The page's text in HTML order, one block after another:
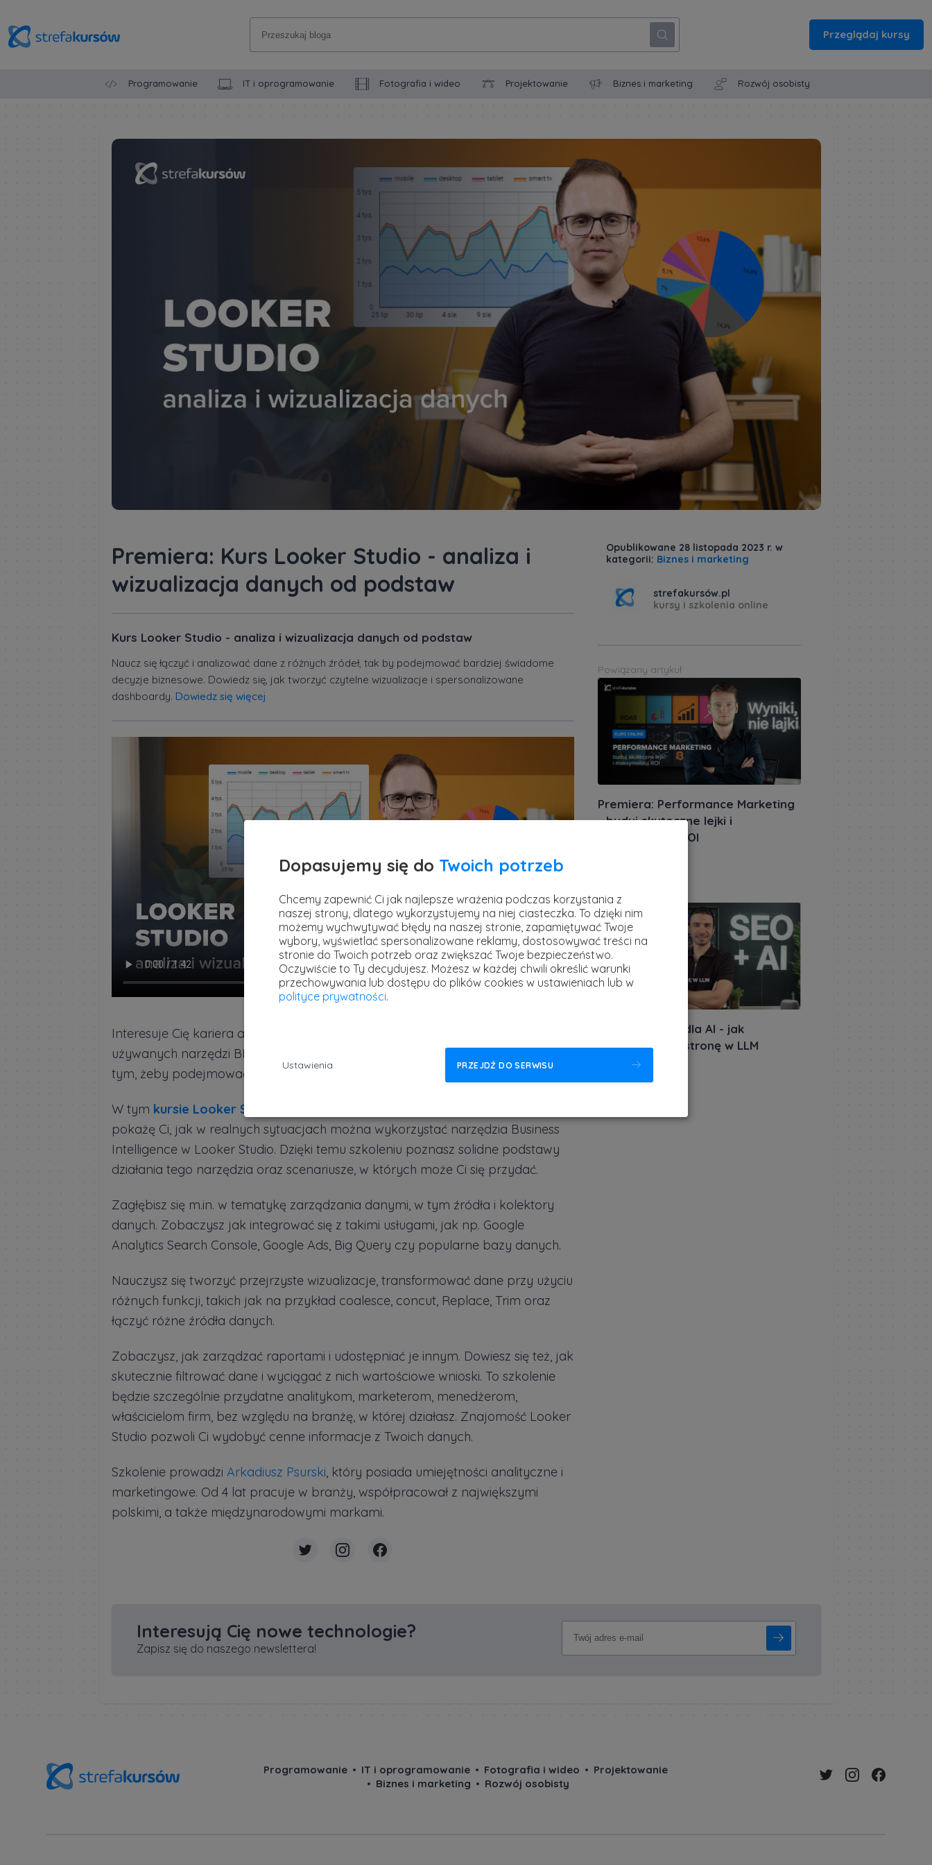
Przeglądaj kursy
Programowanie IT i oprogramowanie Fotografia i wideo Projektowanie Biznes i marketing Rozwój osobisty
Premiera: Kurs Looker Studio - analiza i
wizualizacja danych od podstaw
Kurs Looker Studio - analiza i wizualizacja danych od podstaw
Naucz się łączyć i analizować dane z różnych źródeł, tak by podejmować bardziej świadome
decyzje biznesowe. Dowiedz się, jak tworzyć czytelne wizualizacje i spersonalizowane
dashboardy. Dowiedz się więcej
Interesuje Cię kariera analityka danych? Chcesz opanować jedno z najczęściej
używanych narzędzi BI, nauczyć się analizy i wizualizacji danych? Zależy Ci na
tym, żeby podejmować lepsze decyzje biznesowe?
W tym kursie Looker Studio - analiza i wizualizacja danych od podstaw
pokażę Ci, jak w realnych sytuacjach można wykorzystać narzędzia Business
Intelligence w Looker Studio. Dzięki temu szkoleniu poznasz solidne podstawy
działania tego narzędzia oraz scenariusze, w których może Ci się przydać.
Zagłębisz się m.in. w tematykę zarządzania danymi, w tym źródła i kolektory
danych. Zobaczysz jak integrować się z takimi usługami, jak np. Google
Analytics Search Console, Google Ads, Big Query czy popularne bazy danych.
Nauczysz się tworzyć przejrzyste wizualizacje, transformować dane przy użyciu
różnych funkcji, takich jak na przykład coalesce, concut, Replace, Trim oraz
łączyć różne źródła danych.
Zobaczysz, jak zarządzać raportami i udostępniać je innym. Dowiesz się też, jak
skutecznie filtrować dane i wyciągać z nich wartościowe wnioski. To szkolenie
będzie szczególnie przydatne analitykom, marketerom, menedżerom,
właścicielom firm, bez względu na branżę, w której działasz. Znajomość Looker
Studio pozwoli Ci wydobyć cenne informacje z Twoich danych.
Szkolenie prowadzi Arkadiusz Psurski , który posiada umiejętności analityczne i
marketingowe. Od 4 lat pracuje w branży, współpracował z największymi
polskimi, a także międzynarodowymi markami.
Opublikowane 28 listopada 2023 r. w
kategorii: Biznes i marketing
strefakursów.pl
kursy i szkolenia online
Powiązany artykuł
Premiera: Performance Marketing
- buduj skuteczne lejki i
maksymalizuj ROI
Powiązany artykuł
Premiera: SEO dla AI - jak
pozycjonować stronę w LLM
strefakursów.pl
Interesują Cię nowe technologie?
Zapisz się do naszego newslettera!
Programowanie IT i oprogramowanie Fotografia i wideo
Projektowanie
Biznes i marketing
Rozwój osobisty
Dopasujemy się do Twoich potrzeb
Chcemy zapewnić Ci jak najlepsze wrażenia podczas korzystania z
naszej strony, dlatego wykorzystujemy na niej ciasteczka. To dzięki nim
możemy wychwytywać błędy na naszej stronie, zapamiętywać Twoje
wybory, wyświetlać spersonalizowane reklamy, dostosowywać treści na
stronie do Twoich potrzeb oraz zwiększać Twoje bezpieczeństwo.
Oczywiście to Ty decydujesz. Możesz w każdej chwili określić warunki
przechowywania lub dostępu do plików cookies w ustawieniach lub w
polityce prywatności.
Ustawienia PRZEJDŹ DO SERWISU